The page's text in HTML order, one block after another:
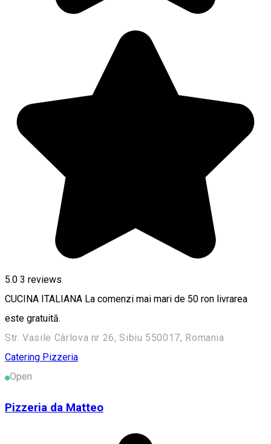
5.0 3 reviews
CUCINA ITALIANA La comenzi mai mari de 50 ron livrarea
este gratuită.
Str. Vasile Cârlova nr 26, Sibiu 550017, Romania
Catering Pizzeria
Open
Pizzeria da Matteo